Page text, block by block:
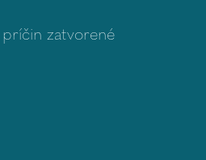
zatvorené